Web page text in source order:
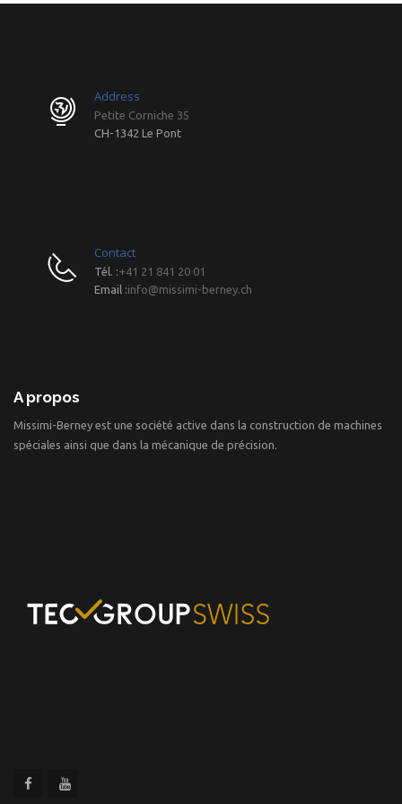
Address
Petite Corniche 35
CH-1342 Le Pont
Contact
Tél. :+41 21 841 20 01
Email :info@missimi-berney.ch
A propos
Missimi-Berney est une société active dans la construction de machines
spéciales ainsi que dans la mécanique de précision.